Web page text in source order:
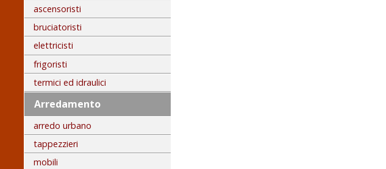
ascensoristi
bruciatoristi
elettricisti
frigoristi
termici ed idraulici
Arredamento
arredo urbano
tappezzieri
mobili